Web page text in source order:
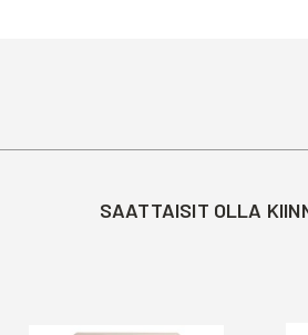
SAATTAISIT OLLA